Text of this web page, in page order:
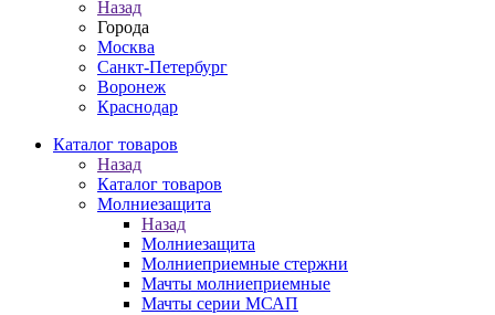
Назад
Города
Москва
Санкт-Петербург
Воронеж
Краснодар
Каталог товаров
Назад
Каталог товаров
Молниезащита
Назад
Молниезащита
Молниеприемные стержни
Мачты молниеприемные
Мачты серии МСАП